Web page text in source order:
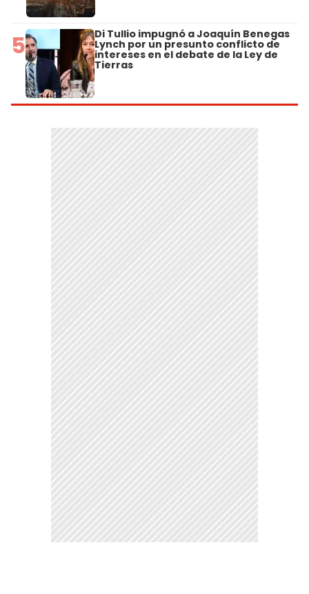
5 Di Tullio impugnó a Joaquín Benegas
Lynch por un presunto conflicto de
intereses en el debate de la Ley de
Tierras